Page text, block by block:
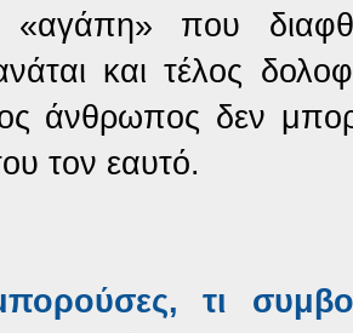
που
και τέλος
άνθρωπος δεν
τον εαυτό.
τι